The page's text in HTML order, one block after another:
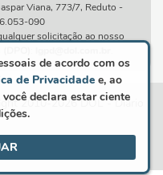
de acordo com os
de Privacidade e, ao
declara estar ciente
Viana, 773/7, Reduto -
090
solicitação ao nosso
2010-2026 DOL - Diário